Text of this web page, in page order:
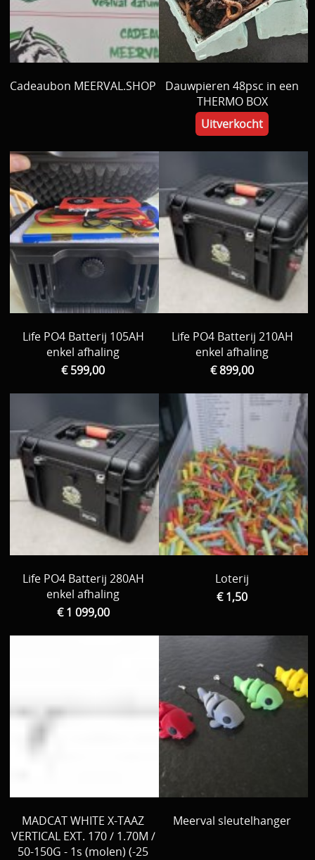
Cadeaubon MEERVAL.SHOP
Dauwpieren 48psc in een
THERMO BOX
Uitverkocht
Life PO4 Batterij 105AH
enkel afhaling
€ 599,00
Life PO4 Batterij 210AH
enkel afhaling
€ 899,00
Life PO4 Batterij 280AH
enkel afhaling
€ 1 099,00
Loterij
€ 1,50
MADCAT WHITE X-TAAZ
VERTICAL EXT. 170 / 1.70M /
50-150G - 1s (molen) (-25
Meerval sleutelhanger